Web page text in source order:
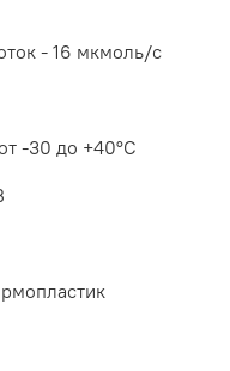
- 16 мкмоль/c
от -30 до +40°С